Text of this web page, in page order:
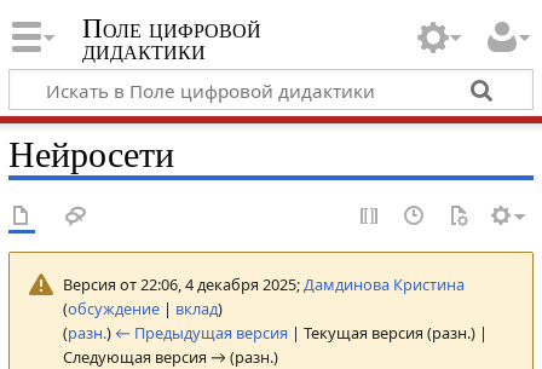
Поле цифровой
дидактики
Нейросети
Версия от 22:06, 4 декабря 2025;Дамдинова Кристина
(обсуждение| вклад)
(разн.) ← Предыдущая версия | Текущая версия (разн.) |
Следующая версия → (разн.)